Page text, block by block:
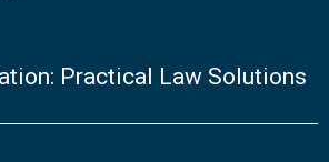
Practical Law Solutions